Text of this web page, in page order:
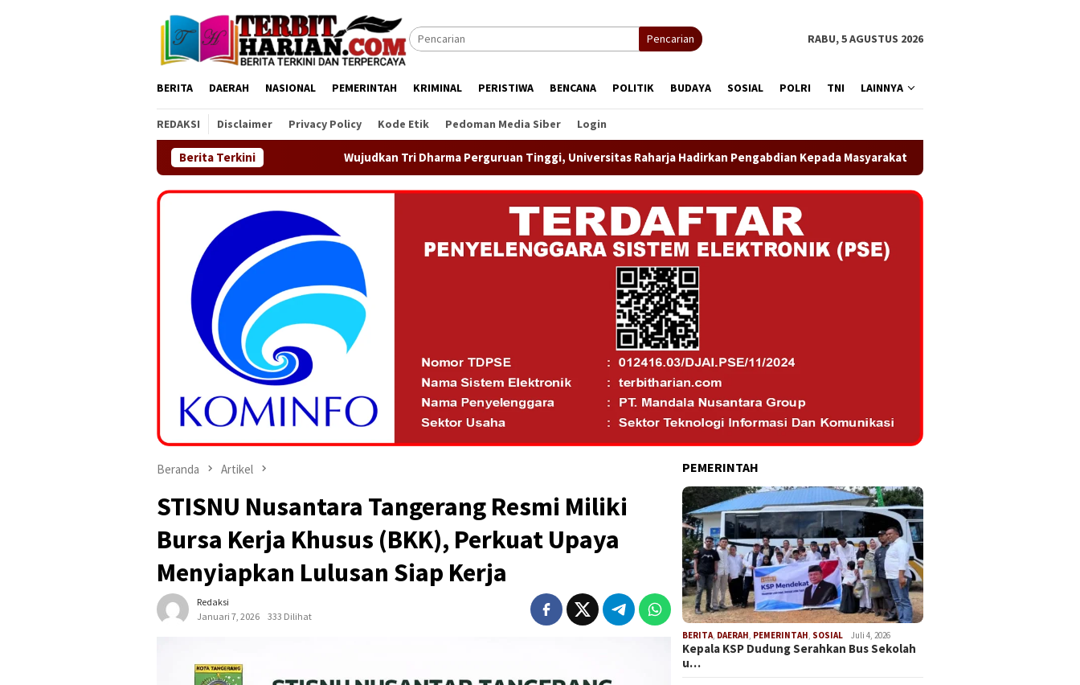
Pencarian RABU, 5 AGUSTUS 2026
BERITA DAERAH NASIONAL PEMERINTAH KRIMINAL PERISTIWA BENCANA POLITIK BUDAYA SOSIAL POLRI TNI LAINNYA
REDAKSI Disclaimer Privacy Policy Kode Etik Pedoman Media Siber Login
Berita Terkini
Wujudkan Tri Dharma Perguruan Tinggi, Universitas Raharja Hadirkan Pengabdian Kepada Masyarakat (PkM) Learning Factory Berbasis LaserPecker di SMK
Beranda Artikel
STISNU Nusantara Tangerang Resmi Miliki
Bursa Kerja Khusus (BKK), Perkuat Upaya
Menyiapkan Lulusan Siap Kerja
Redaksi
Januari 7, 2026
333 Dilihat
PEMERINTAH
BERITA DAERAH PEMERINTAH SOSIAL Juli 4, 2026
Kepala KSP Dudung Serahkan Bus Sekolah
u…